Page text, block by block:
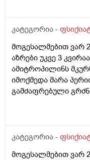
საქმე ისაა, რომ მე
ვიყო. ამ
ისეთი შემთხვევები,
მანამდეც ეჭვიანი
თუნდაც ტელეფონის
ვარ, მიუხედავად
ადამიანია და
ამტკიცებს კიდეც.
გამომდინარე სულ
თვითშეფასებაც
კატეგორია -
მოგესალმებით ვარ
აზრები უკვე 3
ამიტროპილინს
იმოქმედა მარა
გამძაფრებული
კატეგორია -
მოგესალმებით ვარ